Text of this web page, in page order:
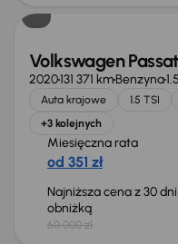
Volkswagen Passat
2020131 371 kmBenzyna
Auta krajowe 1.5 TSI
+3 kolejnych
Miesięczna rata
od 351 zł
Najniższa cena z 30
obniżką
60 000 zł
Taniej o 1 500 zł